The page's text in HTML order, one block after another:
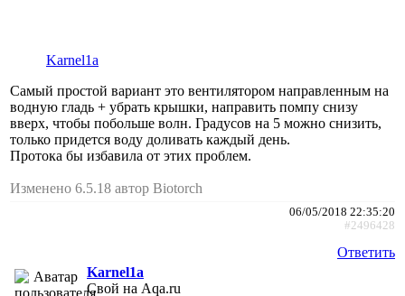
Karnel1a
Самый простой вариант это вентилятором направленным на
водную гладь + убрать крышки, направить помпу снизу
вверх, чтобы побольше волн. Градусов на 5 можно снизить,
только придется воду доливать каждый день.
Протока бы избавила от этих проблем.
Изменено 6.5.18 автор Biotorch
06/05/2018 22:35:20
#2496428
Ответить
Karnel1a
Свой на Aqa.ru